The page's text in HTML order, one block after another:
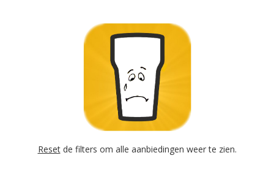
Resetde filters om alle aanbiedingen weer te zien.